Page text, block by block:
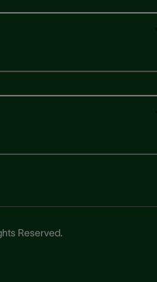
Reserved.